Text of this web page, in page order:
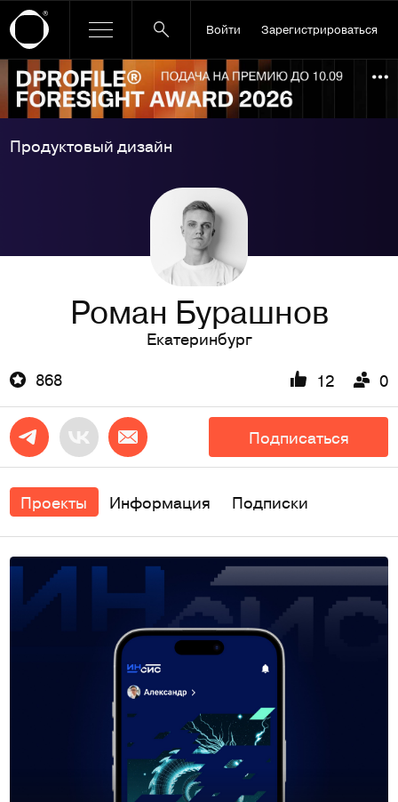
Войти Зарегистрироваться
Ссылка баннера
Продуктовый дизайн
Роман Бурашнов
Екатеринбург
868
12 0
Подписаться
Проекты Информация Подписки